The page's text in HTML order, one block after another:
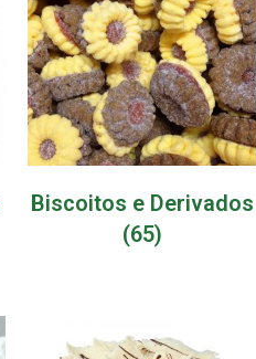
Biscoitos e Derivados
(65)